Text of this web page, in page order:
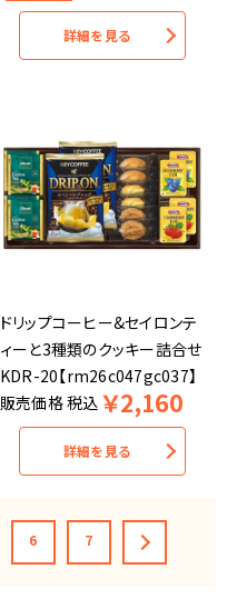
詳細を見る
ドリップコーヒー&セイロンテ
ィーと3種類のクッキー詰合せ
KDR-20【rm26c047gc037】
販売価格税込 ￥2,160
詳細を見る
6 7